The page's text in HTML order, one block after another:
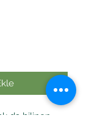
da bilinen